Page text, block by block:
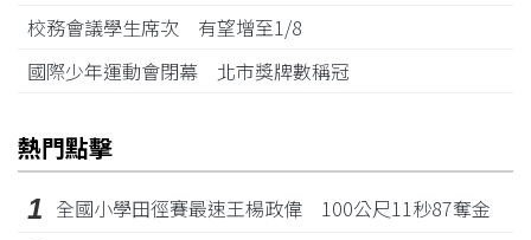
校務會議學生席次 有望增至1/8
國際少年運動會閉幕 北市獎牌數稱冠
熱門點擊
1 全國小學田徑賽最速王楊政偉 100公尺11秒87奪金